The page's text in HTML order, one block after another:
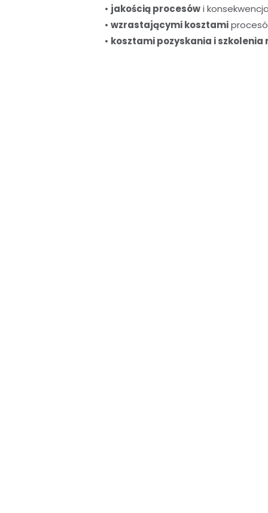
• jakością procesówi
• wzrastającymi kosztami
• kosztami pozyskania i